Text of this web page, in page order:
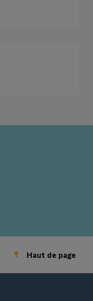
Haut de page